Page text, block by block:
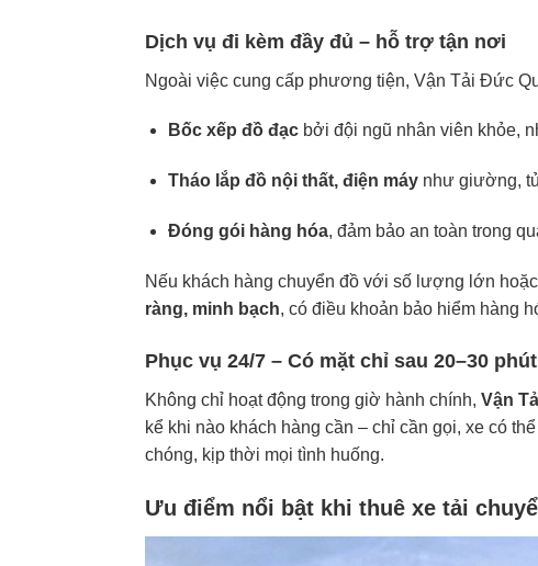
Dịch vụ đi kèm đầy đủ – hỗ trợ tận nơi
Ngoài việc cung cấp phương tiện, Vận Tải Đức
Bốc xếp đồ đạcbởi đội ngũ nhân viên khỏe,
Tháo lắp đồ nội thất, điện máynhư giường,
Đóng gói hàng hóa, đảm bảo an toàn trong
Nếu khách hàng chuyển đồ với số lượng lớn
ràng, minh bạch, có điều khoản bảo hiểm hàng
Phục vụ 24/7 – Có mặt chỉ sau 20–30 phút
Không chỉ hoạt động trong giờ hành chính, Vận
kể khi nào khách hàng cần – chỉ cần gọi, xe có thể
chóng, kịp thời mọi tình huống.
Ưu điểm nổi bật khi thuê xe tải